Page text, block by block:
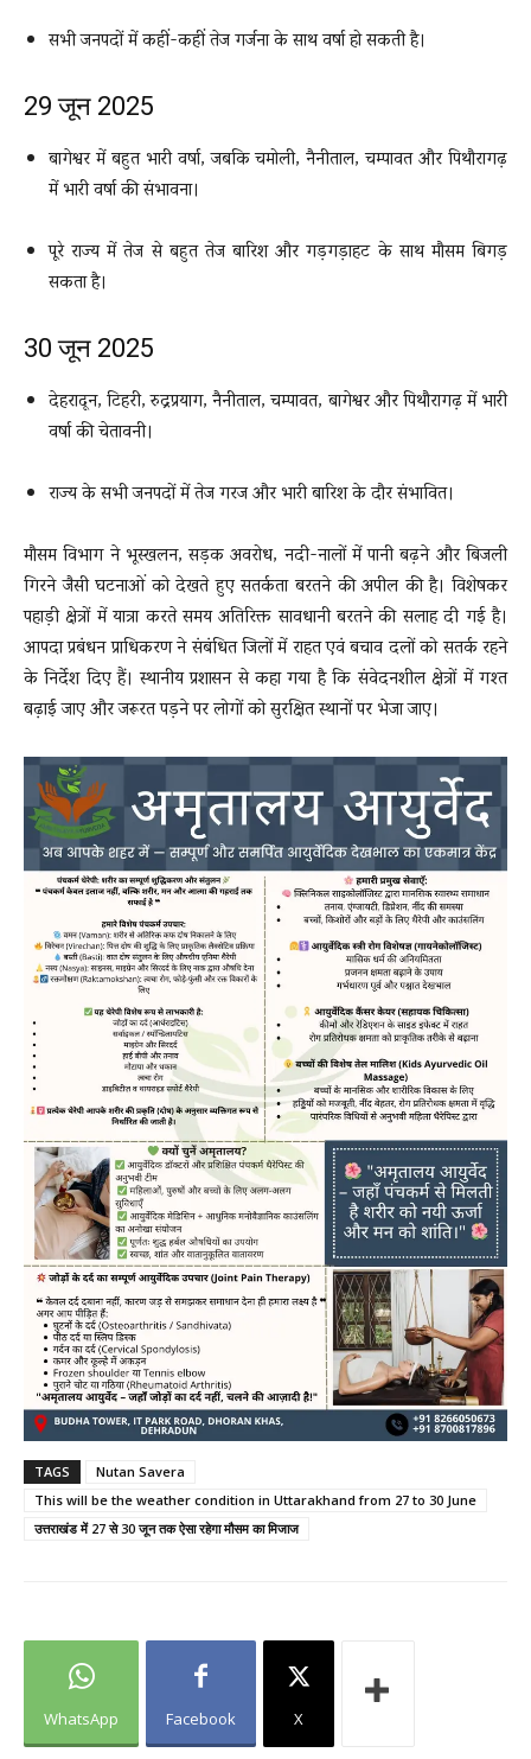
सभी जनपदों में कहीं-कहीं तेज गर्जना के साथ वर्षा हो सकती है।
29 जून 2025
बागेश्वर में बहुत भारी वर्षा, जबकि चमोली, नैनीताल, चम्पावत और पिथौरागढ़
में भारी वर्षा की संभावना।
पूरे राज्य में तेज से बहुत तेज बारिश और गड़गड़ाहट के साथ मौसम बिगड़
सकता है।
30 जून 2025
देहरादून, टिहरी, रुद्रप्रयाग, नैनीताल, चम्पावत, बागेश्वर और पिथौरागढ़ में भारी
वर्षा की चेतावनी।
राज्य के सभी जनपदों में तेज गरज और भारी बारिश के दौर संभावित।
मौसम विभाग ने भूस्खलन, सड़क अवरोध, नदी-नालों में पानी बढ़ने और बिजली
गिरने जैसी घटनाओं को देखते हुए सतर्कता बरतने की अपील की है। विशेषकर
पहाड़ी क्षेत्रों में यात्रा करते समय अतिरिक्त सावधानी बरतने की सलाह दी गई है।
आपदा प्रबंधन प्राधिकरण ने संबंधित जिलों में राहत एवं बचाव दलों को सतर्क रहने
के निर्देश दिए हैं। स्थानीय प्रशासन से कहा गया है कि संवेदनशील क्षेत्रों में गश्त
बढ़ाई जाए और जरूरत पड़ने पर लोगों को सुरक्षित स्थानों पर भेजा जाए।
TAGS
Nutan Savera
This will be the weather condition in Uttarakhand from 27 to 30 June
उत्तराखंड में 27 से 30 जून तक ऐसा रहेगा मौसम का मिजाज
WhatsApp Facebook X